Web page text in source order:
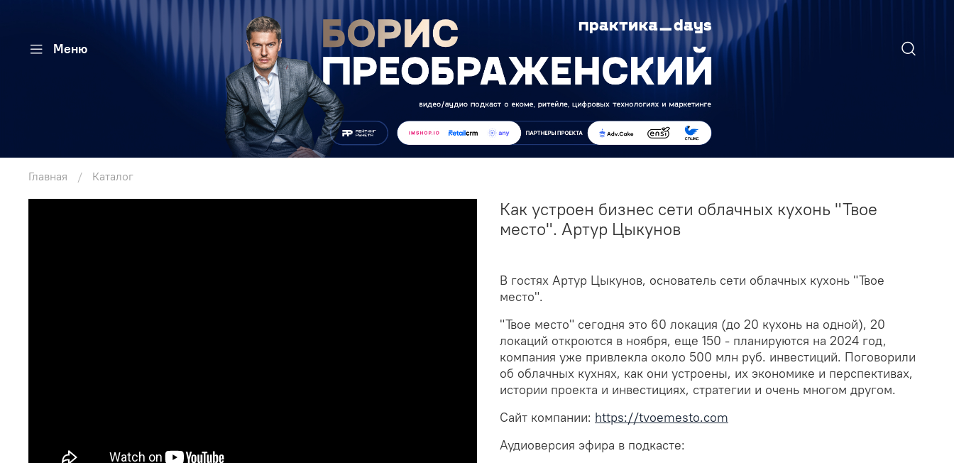
Меню
Главная Каталог
Как устроен бизнес сети облачных кухонь "Твое
место". Артур Цыкунов
В гостях Артур Цыкунов, основатель сети облачных кухонь "Твое
место".
"Твое место" сегодня это 60 локация (до 20 кухонь на одной), 20
локаций откроются в ноября, еще 150 - планируются на 2024 год,
компания уже привлекла около 500 млн руб. инвестиций. Поговорили
об облачных кухнях, как они устроены, их экономике и перспективах,
истории проекта и инвестициях, стратегии и очень многом другом.
Сайт компании: https://tvoemesto.com
Аудиоверсия эфира в подкасте: